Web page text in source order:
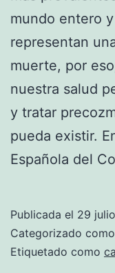
mundo entero
representan
muerte, por
nuestra salud
y tratar
pueda existir.
Española del
Publicada el 29
Categorizado como
Etiquetado como